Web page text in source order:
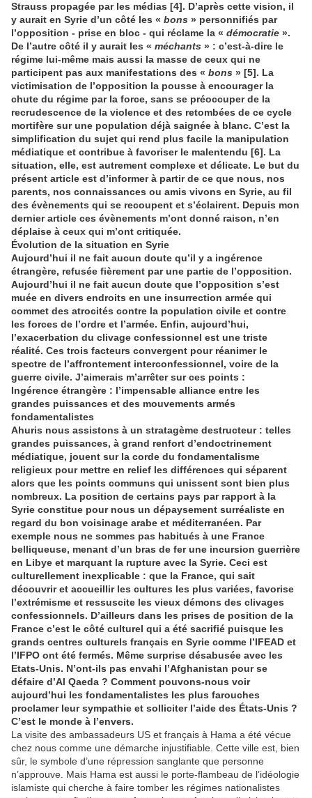
Strauss propagée par les médias [4]. D’après cette vision, il
y aurait en Syrie d’un côté les « bons » personnifiés par
l’opposition - prise en bloc - qui réclame la « démocratie ».
De l’autre côté il y aurait les « méchants » : c’est-à-dire le
régime lui-même mais aussi la masse de ceux qui ne
participent pas aux manifestations des « bons » [5]. La
victimisation de l’opposition la pousse à encourager la
chute du régime par la force, sans se préoccuper de la
recrudescence de la violence et des retombées de ce cycle
mortifère sur une population déjà saignée à blanc. C’est la
simplification du sujet qui rend plus facile la manipulation
médiatique et contribue à favoriser le malentendu [6]. La
situation, elle, est autrement complexe et délicate. Le but du
présent article est d’informer à partir de ce que nous, nos
parents, nos connaissances ou amis vivons en Syrie, au fil
des évènements qui se recoupent et s’éclairent. Depuis mon
dernier article ces évènements m’ont donné raison, n’en
déplaise à ceux qui m’ont critiquée.
Évolution de la situation en Syrie
Aujourd’hui il ne fait aucun doute qu’il y a ingérence
étrangère, refusée fièrement par une partie de l’opposition.
Aujourd’hui il ne fait aucun doute que l’opposition s’est
muée en divers endroits en une insurrection armée qui
commet des atrocités contre la population civile et contre
les forces de l’ordre et l’armée. Enfin, aujourd’hui,
l’exacerbation du clivage confessionnel est une triste
réalité. Ces trois facteurs convergent pour réanimer le
spectre de l’affrontement interconfessionnel, voire de la
guerre civile. J’aimerais m’arrêter sur ces points :
Ingérence étrangère : l’impensable alliance entre les
grandes puissances et des mouvements armés
fondamentalistes
Ahuris nous assistons à un stratagème destructeur : telles
grandes puissances, à grand renfort d’endoctrinement
médiatique, jouent sur la corde du fondamentalisme
religieux pour mettre en relief les différences qui séparent
alors que les points communs qui unissent sont bien plus
nombreux. La position de certains pays par rapport à la
Syrie constitue pour nous un dépaysement surréaliste en
regard du bon voisinage arabe et méditerranéen. Par
exemple nous ne sommes pas habitués à une France
belliqueuse, menant d’un bras de fer une incursion guerrière
en Libye et marquant la rupture avec la Syrie. Ceci est
culturellement inexplicable : que la France, qui sait
découvrir et accueillir les cultures les plus variées, favorise
l’extrémisme et ressuscite les vieux démons des clivages
confessionnels. D’ailleurs dans les prises de position de la
France c’est le côté culturel qui a été sacrifié puisque les
grands centres culturels français en Syrie comme l’IFEAD et
l’IFPO ont été fermés. Même surprise désabusée avec les
Etats-Unis. N’ont-ils pas envahi l’Afghanistan pour se
défaire d’Al Qaeda ? Comment pouvons-nous voir
aujourd’hui les fondamentalistes les plus farouches
proclamer leur sympathie et solliciter l’aide des États-Unis ?
C’est le monde à l’envers.
La visite des ambassadeurs US et français à Hama a été vécue
chez nous comme une démarche injustifiable. Cette ville est, bien
sûr, le symbole d’une répression sanglante que personne
n’approuve. Mais Hama est aussi le porte-flambeau de l’idéologie
islamiste qui cherche à faire tomber les régimes nationalistes